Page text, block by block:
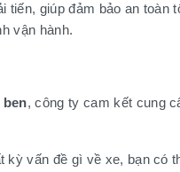
giúp đảm bảo an toàn
vận hành.
ben, công ty cam kết cung
vấn đề gì về xe, bạn có